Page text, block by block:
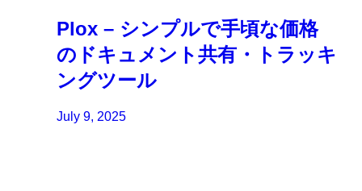
Plox – シンプルで手頃な価格
のドキュメント共有・トラッキ
ングツール
July 9, 2025